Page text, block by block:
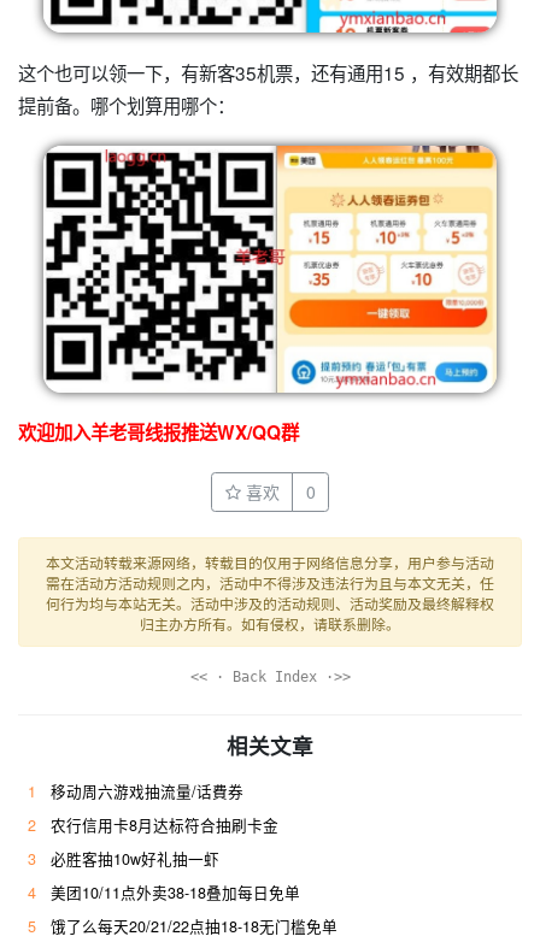
这个也可以领一下，有新客35机票，还有通用15 ，有效期都长
提前备。哪个划算用哪个：
欢迎加入羊老哥线报推送WX/QQ群
喜欢 0
本文活动转载来源网络，转载目的仅用于网络信息分享，用户参与活动
需在活动方活动规则之内，活动中不得涉及违法行为且与本文无关，任
何行为均与本站无关。活动中涉及的活动规则、活动奖励及最终解释权
归主办方所有。如有侵权，请联系删除。
<< · Back Index ·>>
相关文章
1
移动周六游戏抽流量/话費券
2
农行信用卡8月达标符合抽刷卡金
3
必胜客抽10w好礼抽一虾
4
美团10/11点外卖38-18叠加每日免单
5
饿了么每天20/21/22点抽18-18无门槛免单